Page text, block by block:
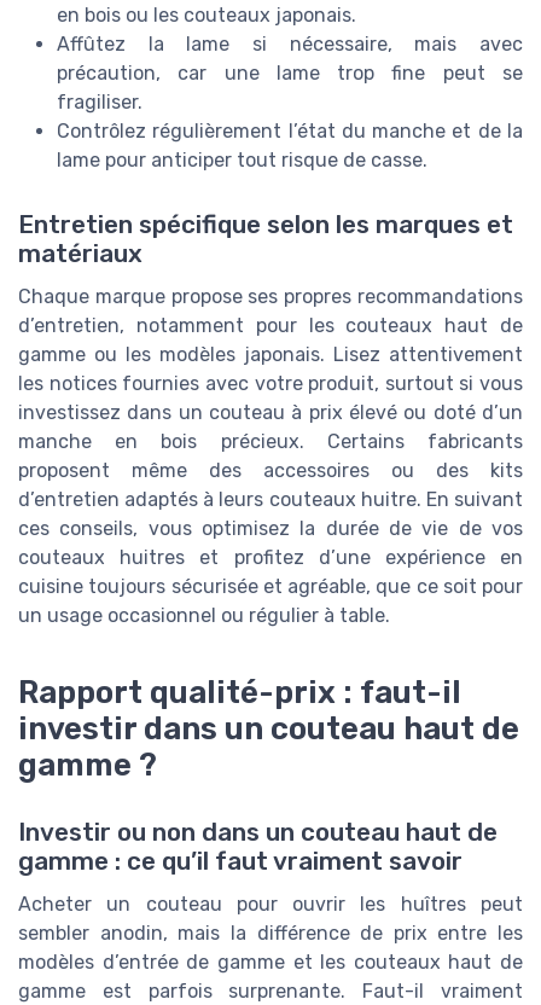
en bois ou les couteaux japonais.
Affûtez la lame si nécessaire, mais avec
précaution, car une lame trop fine peut se
fragiliser.
Contrôlez régulièrement l’état du manche et de la
lame pour anticiper tout risque de casse.
Entretien spécifique selon les marques et
matériaux
Chaque marque propose ses propres recommandations
d’entretien, notamment pour les couteaux haut de
gamme ou les modèles japonais. Lisez attentivement
les notices fournies avec votre produit, surtout si vous
investissez dans un couteau à prix élevé ou doté d’un
manche en bois précieux. Certains fabricants
proposent même des accessoires ou des kits
d’entretien adaptés à leurs couteaux huitre. En suivant
ces conseils, vous optimisez la durée de vie de vos
couteaux huitres et profitez d’une expérience en
cuisine toujours sécurisée et agréable, que ce soit pour
un usage occasionnel ou régulier à table.
Rapport qualité-prix : faut-il
investir dans un couteau haut de
gamme ?
Investir ou non dans un couteau haut de
gamme : ce qu’il faut vraiment savoir
Acheter un couteau pour ouvrir les huîtres peut
sembler anodin, mais la différence de prix entre les
modèles d’entrée de gamme et les couteaux haut de
gamme est parfois surprenante. Faut-il vraiment